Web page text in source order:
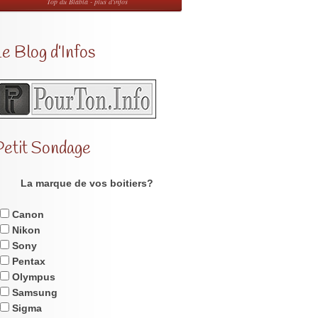
Blog d’Infos
Sondage
La marque de vos boitiers?
Canon
Nikon
Sony
Pentax
Olympus
Samsung
Sigma